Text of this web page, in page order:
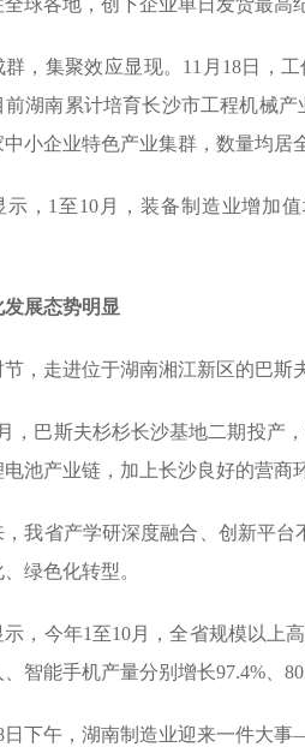
全球各地，创下企业单日发货最高
群，集聚效应显现。11月18日，
前湖南累计培育长沙市工程机械
中小企业特色产业集群，数量均居
示，1至10月，装备制造业增加
发展态势明显
，走进位于湖南湘江新区的巴斯
，巴斯夫杉杉长沙基地二期投产
池产业链，加上长沙良好的营商
，我省产学研深度融合、创新平台
绿色化转型。
，今年1至10月，全省规模以上
智能手机产量分别增长97.4%、
日下午，湖南制造业迎来一件大